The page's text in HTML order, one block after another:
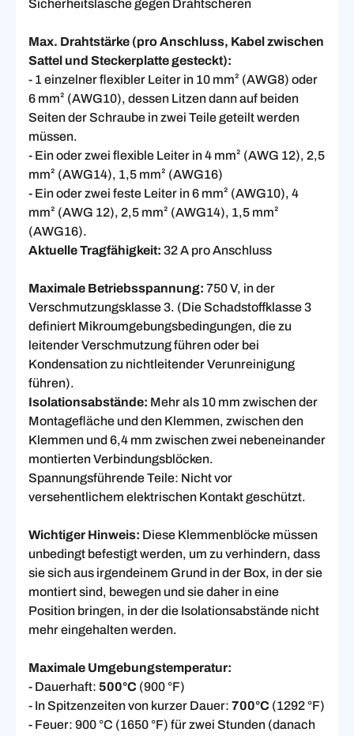
Sicherheitslasche gegen Drahtscheren
Max. Drahtstärke (pro Anschluss, Kabel zwischen
Sattel und Steckerplatte gesteckt):
- 1 einzelner flexibler Leiter in 10 mm² (AWG8) oder
6 mm² (AWG10), dessen Litzen dann auf beiden
Seiten der Schraube in zwei Teile geteilt werden
müssen.
- Ein oder zwei flexible Leiter in 4 mm² (AWG 12), 2,5
mm² (AWG14), 1,5 mm² (AWG16)
- Ein oder zwei feste Leiter in 6 mm² (AWG10), 4
mm² (AWG 12), 2,5 mm² (AWG14), 1,5 mm²
(AWG16).
Aktuelle Tragfähigkeit: 32 A pro Anschluss
Maximale Betriebsspannung: 750 V, in der
Verschmutzungsklasse 3. (Die Schadstoffklasse 3
definiert Mikroumgebungsbedingungen, die zu
leitender Verschmutzung führen oder bei
Kondensation zu nichtleitender Verunreinigung
führen).
Isolationsabstände: Mehr als 10 mm zwischen der
Montagefläche und den Klemmen, zwischen den
Klemmen und 6,4 mm zwischen zwei nebeneinander
montierten Verbindungsblöcken.
Spannungsführende Teile: Nicht vor
versehentlichem elektrischen Kontakt geschützt.
Wichtiger Hinweis: Diese Klemmenblöcke müssen
unbedingt befestigt werden, um zu verhindern, dass
sie sich aus irgendeinem Grund in der Box, in der sie
montiert sind, bewegen und sie daher in eine
Position bringen, in der die Isolationsabstände nicht
mehr eingehalten werden.
Maximale Umgebungstemperatur:
- Dauerhaft: 500°C (900 °F)
- In Spitzenzeiten von kurzer Dauer: 700°C (1292 °F)
- Feuer: 900 °C (1650 °F) für zwei Stunden (danach